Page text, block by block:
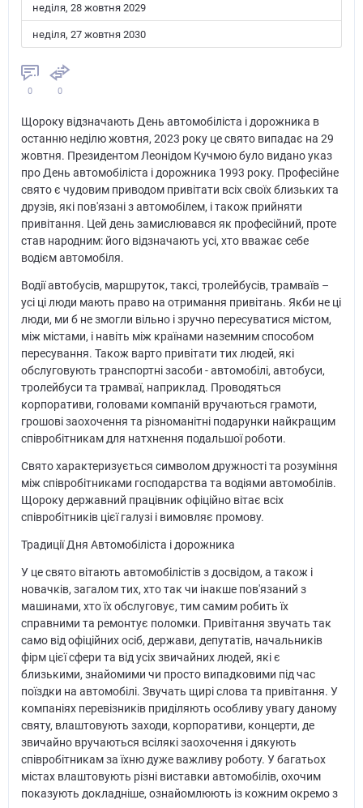
неділя, 28 жовтня 2029
неділя, 27 жовтня 2030
0 0
Щороку відзначають День автомобіліста і дорожника в
останню неділю жовтня, 2023 року це свято випадає на 29
жовтня. Президентом Леонідом Кучмою було видано указ
про День автомобіліста і дорожника 1993 року. Професійне
свято є чудовим приводом привітати всіх своїх близьких та
друзів, які пов'язані з автомобілем, і також прийняти
привітання. Цей день замислювався як професійний, проте
став народним: його відзначають усі, хто вважає себе
водієм автомобіля.
Водії автобусів, маршруток, таксі, тролейбусів, трамваїв –
усі ці люди мають право на отримання привітань. Якби не ці
люди, ми б не змогли вільно і зручно пересуватися містом,
між містами, і навіть між країнами наземним способом
пересування. Також варто привітати тих людей, які
обслуговують транспортні засоби - автомобілі, автобуси,
тролейбуси та трамваї, наприклад. Проводяться
корпоративи, головами компаній вручаються грамоти,
грошові заохочення та різноманітні подарунки найкращим
співробітникам для натхнення подальшої роботи.
Свято характеризується символом дружності та розуміння
між співробітниками господарства та водіями автомобілів.
Щороку державний працівник офіційно вітає всіх
співробітників цієї галузі і вимовляє промову.
Традиції Дня Автомобіліста і дорожника
У це свято вітають автомобілістів з досвідом, а також і
новачків, загалом тих, хто так чи інакше пов'язаний з
машинами, хто їх обслуговує, тим самим робить їх
справними та ремонтує поломки. Привітання звучать так
само від офіційних осіб, держави, депутатів, начальників
фірм цієї сфери та від усіх звичайних людей, які є
близькими, знайомими чи просто випадковими під час
поїздки на автомобілі. Звучать щирі слова та привітання. У
компаніях перевізників приділяють особливу увагу даному
святу, влаштовують заходи, корпоративи, концерти, де
звичайно вручаються всілякі заохочення і дякують
співробітникам за їхню дуже важливу роботу. У багатьох
містах влаштовують різні виставки автомобілів, охочим
показують докладніше, ознайомлюють із кожним окремо з